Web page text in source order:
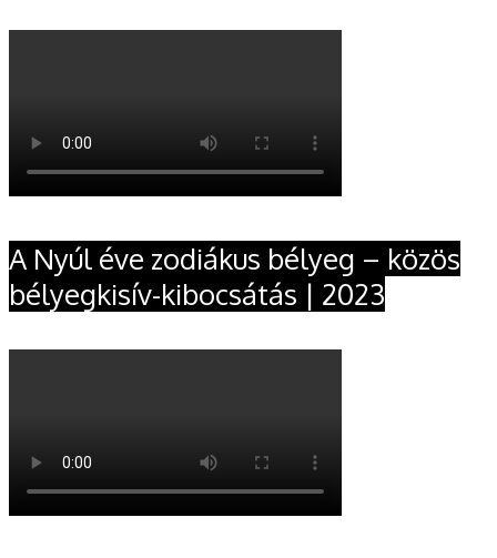
A Nyúl éve zodiákus bélyeg – közös
bélyegkisív-kibocsátás | 2023